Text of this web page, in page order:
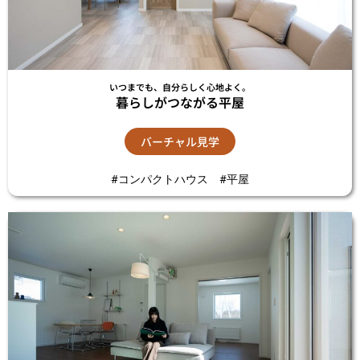
いつまでも、自分らしく心地よく。
暮らしがつながる平屋
バーチャル見学
#コンパクトハウス #平屋